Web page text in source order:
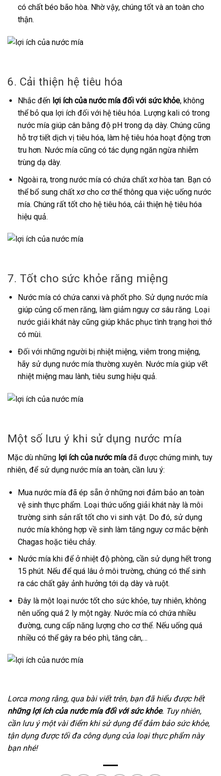
có chất béo bão hòa. Nhờ vậy, chúng tốt và an toàn cho
thận.
6. Cải thiện hệ tiêu hóa
Nhắc đến lợi ích của nước mía đối với sức khỏe, không
thể bỏ qua lợi ích đối với hệ tiêu hóa. Lượng kali có trong
nước mía giúp cân bằng độ pH trong dạ dày. Chúng cũng
hỗ trợ tiết dịch vị tiêu hóa, làm hệ tiêu hóa hoạt động trơn
tru hơn. Nước mía cũng có tác dụng ngăn ngừa nhiễm
trùng dạ dày.
Ngoài ra, trong nước mía có chứa chất xơ hòa tan. Bạn có
thể bổ sung chất xơ cho cơ thể thông qua việc uống nước
mía. Chúng rất tốt cho hệ tiêu hóa, cải thiện hệ tiêu hóa
hiệu quả.
7. Tốt cho sức khỏe răng miệng
Nước mía có chứa canxi và phốt pho. Sử dụng nước mía
giúp củng cố men răng, làm giảm nguy cơ sâu răng. Loại
nước giải khát này cũng giúp khắc phục tình trạng hơi thở
có mùi.
Đối với những người bị nhiệt miệng, viêm trong miệng,
hãy sử dụng nước mía thường xuyên. Nước mía giúp vết
nhiệt miệng mau lành, tiêu sưng hiệu quả.
Một số lưu ý khi sử dụng nước mía
Mặc dù những lợi ích của nước mía đã được chứng minh, tuy
nhiên, để sử dụng nước mía an toàn, cần lưu ý:
Mua nước mía đã ép sẵn ở những nơi đảm bảo an toàn
vệ sinh thực phẩm. Loại thức uống giải khát này là môi
trường sinh sản rất tốt cho vi sinh vật. Do đó, sử dụng
nước mía không hợp về sinh làm tăng nguy cơ mắc bệnh
Chagas hoặc tiêu chảy.
Nước mía khi để ở nhiệt độ phòng, cần sử dụng hết trong
15 phút. Nếu để quá lâu ở môi trường, chúng có thể sinh
ra các chất gây ảnh hưởng tới dạ dày và ruột.
Đây là một loại nước tốt cho sức khỏe, tuy nhiên, không
nên uống quá 2 ly một ngày. Nước mía có chứa nhiều
đường, cung cấp năng lượng cho cơ thể. Nếu uống quá
nhiều có thể gây ra béo phì, tăng cân,…
Lorca mong rằng, qua bài viết trên, bạn đã hiểu được hết
những lợi ích của nước mía đối với sức khỏe. Tuy nhiên,
cần lưu ý một vài điểm khi sử dụng để đảm bảo sức khỏe,
tận dụng được tối đa công dụng của loại thực phẩm này
bạn nhé!